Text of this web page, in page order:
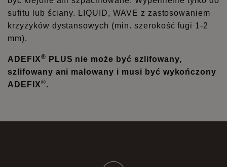
sufitu lub ściany. LIQUID, WAVE z zastosowaniem
krzyżyków dystansowych (min. szerokość fugi 1-2
mm).
ADEFIX®
PLUS nie może być szlifowany,
szlifowany ani malowany i musi być wykończony
ADEFIX®.